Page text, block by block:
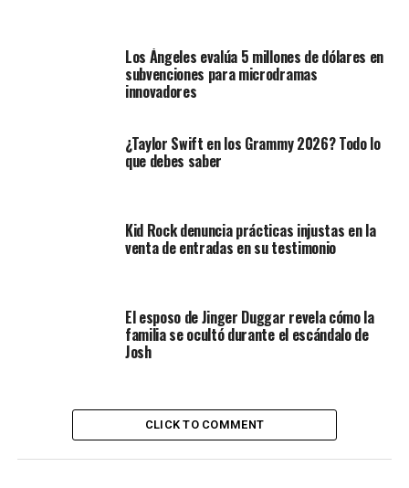
Los Ángeles evalúa 5 millones de dólares en
subvenciones para microdramas
innovadores
¿Taylor Swift en los Grammy 2026? Todo lo
que debes saber
Kid Rock denuncia prácticas injustas en la
venta de entradas en su testimonio
El esposo de Jinger Duggar revela cómo la
familia se ocultó durante el escándalo de
Josh
CLICK TO COMMENT